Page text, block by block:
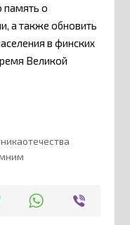
о
а также обновить
в финских
Великой